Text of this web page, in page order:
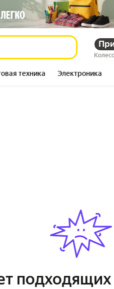
техника Электроника
подходящих